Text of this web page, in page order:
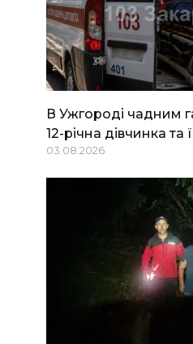
В Ужгороді чадним
12-річна дівчинка та
03.08.2026